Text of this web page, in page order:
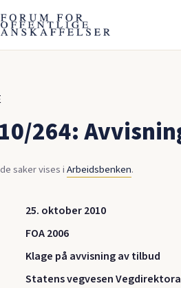
264:
saker vises iArbeidsbenken.
25. oktober 2010
FOA 2006
Klage på avvisning av tilbud
Statens vegvesen